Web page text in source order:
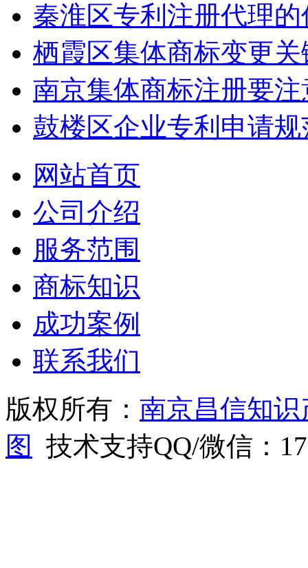
秦淮区专利注册代理的
栖霞区集体商标变更
南京集体商标注册要
鼓楼区企业专利申请
网站首页
公司介绍
服务范围
商标知识
成功案例
联系我们
版权所有： 南京昌信知
图
技术支持QQ/微信：